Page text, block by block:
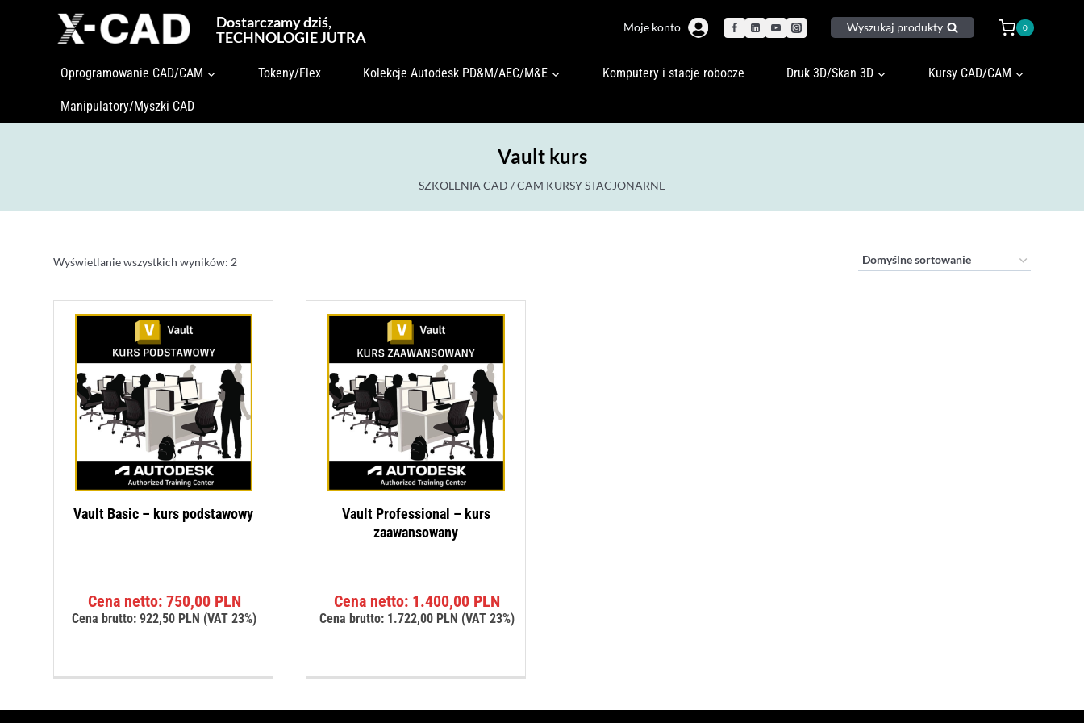
Dostarczamy dziś,
TECHNOLOGIE JUTRA
Moje konto Wyszukaj produkty 0
Oprogramowanie CAD/CAM Tokeny/Flex Kolekcje Autodesk PD&M/AEC/M&E Komputery i stacje robocze Druk 3D/Skan 3D Kursy CAD/CAM
Manipulatory/Myszki CAD
Vault kurs
SZKOLENIA CAD / CAM KURSY STACJONARNE
Wyświetlanie wszystkich wyników: 2
Vault Basic – kurs podstawowy
Cena netto: 750,00 PLN
Cena brutto:922,50 PLN (VAT 23%)
Vault Professional – kurs
zaawansowany
Cena netto: 1.400,00 PLN
Cena brutto: 1.722,00 PLN (VAT 23%)